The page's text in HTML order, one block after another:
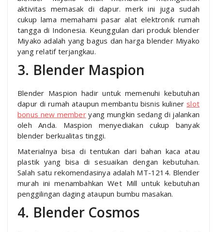
aktivitas memasak di dapur. merk ini juga sudah
cukup lama memahami pasar alat elektronik rumah
tangga di Indonesia. Keunggulan dari produk blender
Miyako adalah yang bagus dan harga blender Miyako
yang relatif terjangkau.
3. Blender Maspion
Blender Maspion hadir untuk memenuhi kebutuhan
dapur di rumah ataupun membantu bisnis kuliner slot
bonus new memberyang mungkin sedang di jalankan
oleh Anda. Maspion menyediakan cukup banyak
blender berkualitas tinggi.
Materialnya bisa di tentukan dari bahan kaca atau
plastik yang bisa di sesuaikan dengan kebutuhan.
Salah satu rekomendasinya adalah MT-1214. Blender
murah ini menambahkan Wet Mill untuk kebutuhan
penggilingan daging ataupun bumbu masakan.
4. Blender Cosmos